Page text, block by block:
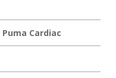
Puma Cardiac